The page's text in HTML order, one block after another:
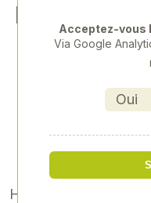
PARURE
soit
Housse de couette
Oui
Acceptez-vous
Via Google